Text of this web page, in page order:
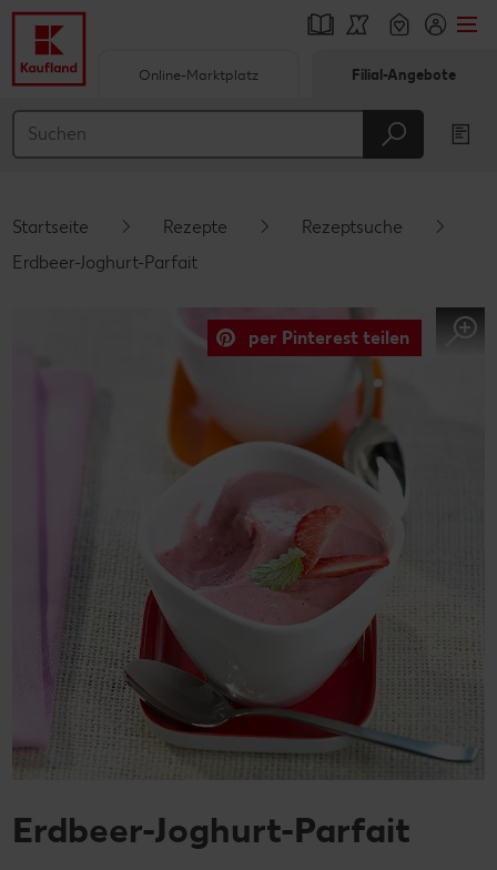
Hauptinhalt
Schwebender Seitenbereich
Online-Marktplatz Filial-Angebote
Startseite Rezepte
Rezeptsuche
Erdbeer-Joghurt-Parfait
per Pinterest teilen
Erdbeer-Joghurt-Parfait